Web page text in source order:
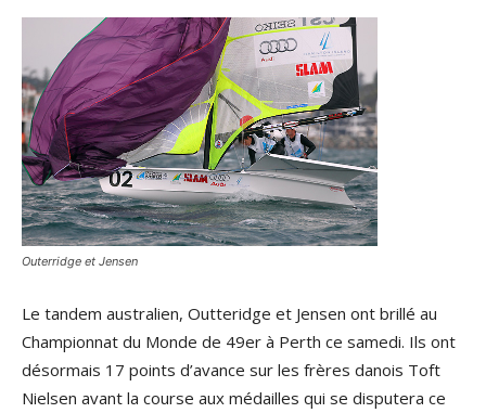
Outerridge et Jensen
Le tandem australien, Outteridge et Jensen ont brillé au
Championnat du Monde de 49er à Perth ce samedi. Ils ont
désormais 17 points d’avance sur les frères danois Toft
Nielsen avant la course aux médailles qui se disputera ce